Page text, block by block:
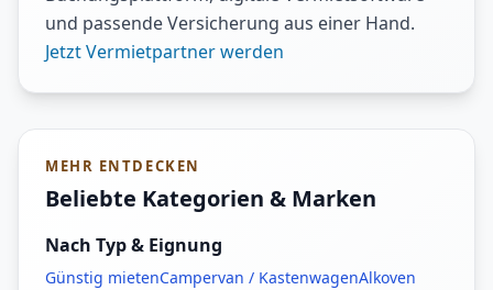
und passende Versicherung aus einer Hand.
Jetzt Vermietpartner werden
MEHR ENTDECKEN
Beliebte Kategorien & Marken
Nach Typ & Eignung
Günstig mietenCampervan / KastenwagenAlkoven